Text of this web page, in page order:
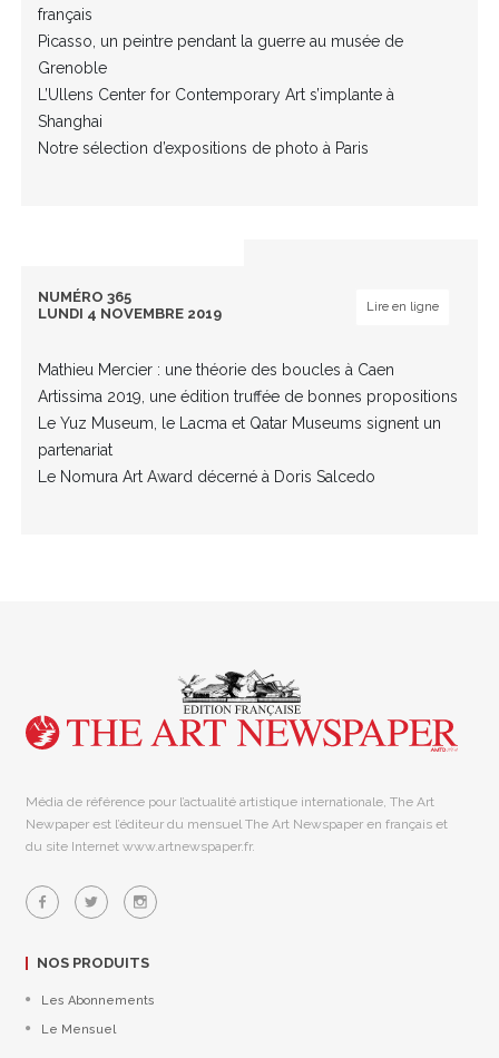
français
Picasso, un peintre pendant la guerre au musée de
Grenoble
L’Ullens Center for Contemporary Art s’implante à
Shanghai
Notre sélection d’expositions de photo à Paris
NUMÉRO 365
LUNDI 4 NOVEMBRE 2019
Lire en ligne
Mathieu Mercier : une théorie des boucles à Caen
Artissima 2019, une édition truffée de bonnes propositions
Le Yuz Museum, le Lacma et Qatar Museums signent un
partenariat
Le Nomura Art Award décerné à Doris Salcedo
Média de référence pour l’actualité artistique internationale, The Art
Newpaper est l’éditeur du mensuel The Art Newspaper en français et
du site Internet www.artnewspaper.fr.
NOS PRODUITS
Les Abonnements
Le Mensuel